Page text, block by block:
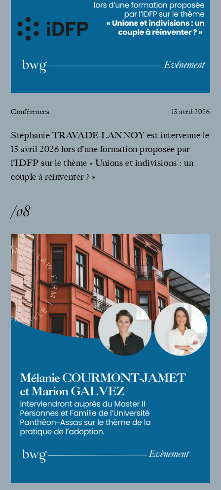
Conférences 15 avril 2026
Stéphanie TRAVADE-LANNOY est intervenue le
15 avril 2026 lors d’une formation proposée par
l’IDFP sur le thème « Unions et indivisions : un
couple à réinventer ? »
/08